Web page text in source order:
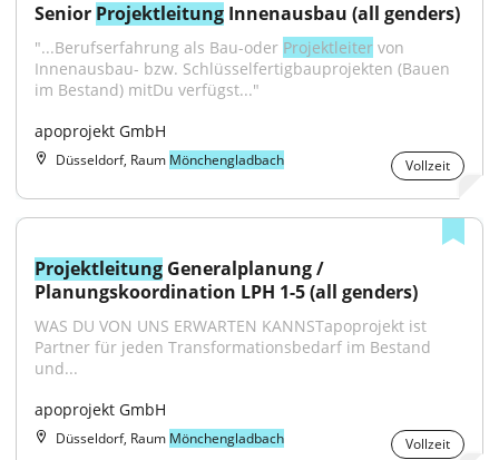
Senior Projektleitung Innenausbau (all genders)
"...Berufserfahrung als Bau-oder Projektleiter von
Innenausbau- bzw. Schlüsselfertigbauprojekten (Bauen
im Bestand) mitDu verfügst..."
apoprojekt GmbH
Düsseldorf, Raum Mönchengladbach Vollzeit
Projektleitung Generalplanung /
Planungskoordination LPH 1-5 (all genders)
WAS DU VON UNS ERWARTEN KANNSTapoprojekt ist
Partner für jeden Transformationsbedarf im Bestand
und...
apoprojekt GmbH
Düsseldorf, Raum Mönchengladbach Vollzeit